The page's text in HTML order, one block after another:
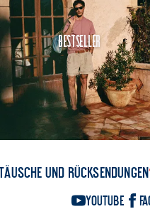
Bestseller
und Rücksendungen
YouTube